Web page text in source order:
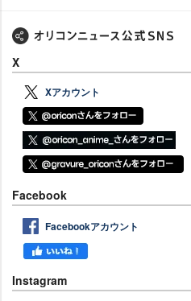
X
Xアカウント
Facebook
Facebookアカウント
Instagram